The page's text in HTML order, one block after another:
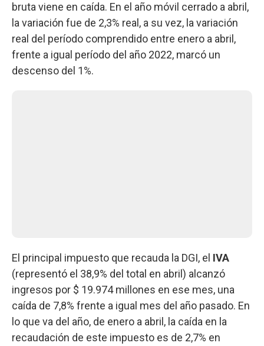
bruta viene en caída. En el año móvil cerrado a abril,
la variación fue de 2,3% real, a su vez, la variación
real del período comprendido entre enero a abril,
frente a igual período del año 2022, marcó un
descenso del 1%.
El principal impuesto que recauda la DGI, el IVA
(representó el 38,9% del total en abril) alcanzó
ingresos por $ 19.974 millones en ese mes, una
caída de 7,8% frente a igual mes del año pasado. En
lo que va del año, de enero a abril, la caída en la
recaudación de este impuesto es de 2,7% en